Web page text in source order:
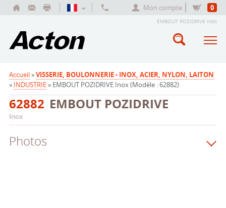
Mon compte 0
EMBOUT POZIDRIVE Inox
Accueil»VISSERIE, BOULONNERIE - INOX, ACIER, NYLON, LAITON
» INDUSTRIE» EMBOUT POZIDRIVE Inox (Modèle : 62882)
62882 EMBOUT POZIDRIVE
Inox
Photos